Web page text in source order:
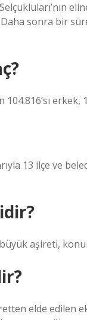
sonra bir
erkek,
13 ilçe ve
aşireti,
elde edilen